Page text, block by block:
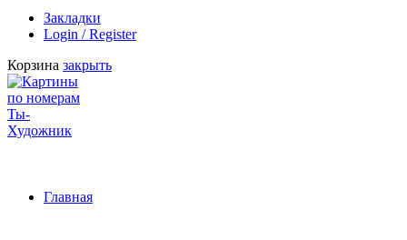
Закладки
Login / Register
Корзина закрыть
Главная